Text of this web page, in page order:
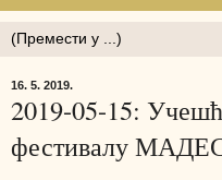
16. 5. 2019.
2019-05-15:
фестивалу